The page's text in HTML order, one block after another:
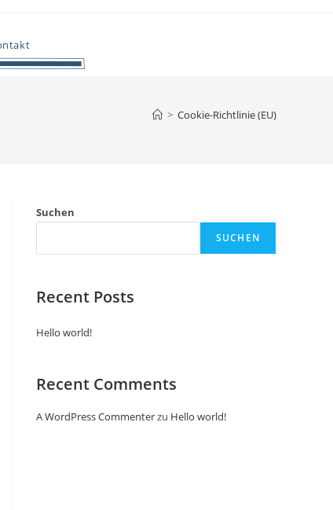
> Cookie-Richtlinie (EU)
Suchen
SUCHEN
Recent Posts
Hello world!
Recent Comments
A WordPress Commenterzu Hello world!